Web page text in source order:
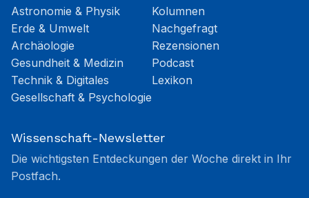
Astronomie & Physik
Erde & Umwelt
Archäologie
Gesundheit & Medizin
Technik & Digitales
Gesellschaft & Psychologie
Kolumnen
Nachgefragt
Rezensionen
Podcast
Lexikon
Wissenschaft-Newsletter
Die wichtigsten Entdeckungen der Woche direkt in Ihr
Postfach.